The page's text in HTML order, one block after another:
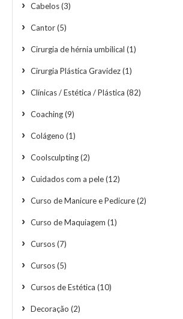
Cabelos(3)
Cantor(5)
Cirurgia de hérnia umbilical (1)
Cirurgia Plástica Gravidez(1)
Clínicas / Estética / Plástica (82)
Coaching(9)
Colágeno (1)
Coolsculpting(2)
Cuidados com a pele(12)
Curso de Manicure e Pedicure(2)
Curso de Maquiagem (1)
Cursos(7)
Cursos(5)
Cursos de Estética (10)
Decoração (2)